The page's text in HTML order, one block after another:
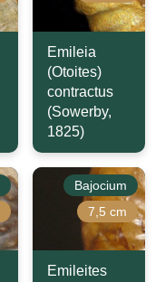
Emileia
(Otoites)
contractus
(Sowerby,
1825)
Bajocium
7,5 cm
Emileites